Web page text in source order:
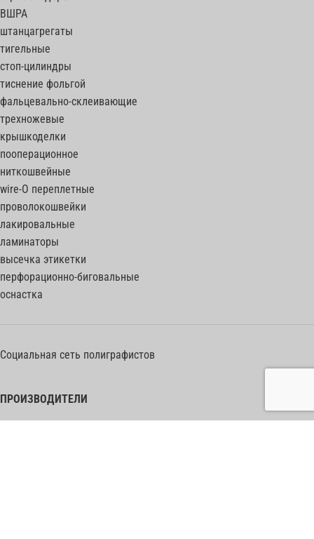
ВШРА
штанцагрегаты
тигельные
стоп-цилиндры
тиснение фольгой
фальцевально-склеивающие
трехножевые
крышкоделки
пооперационное
ниткошвейные
wire-O переплетные
проволокошвейки
лакировальные
ламинаторы
высечка этикетки
перфорационно-биговальные
оснастка
Социальная сеть полиграфистов
ПРОИЗВОДИТЕЛИ